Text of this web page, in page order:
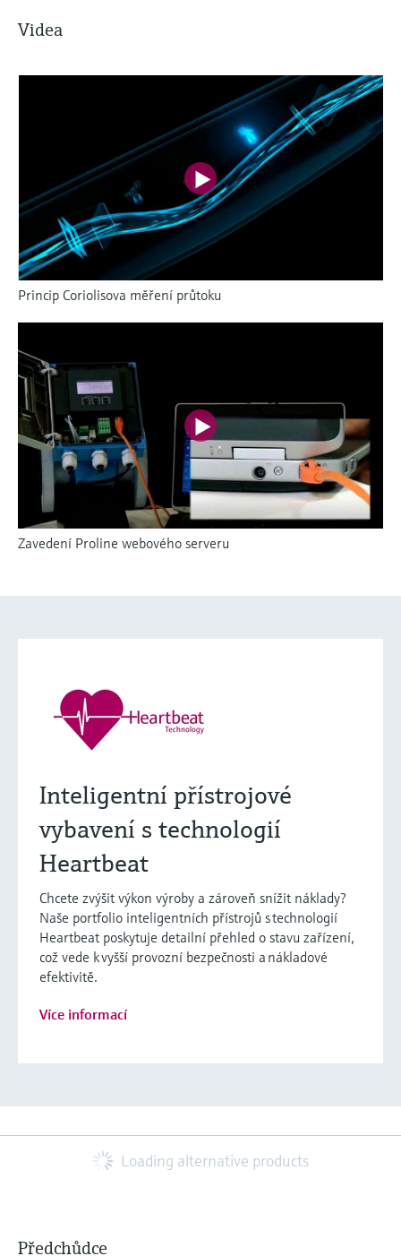
Videa
Princip Coriolisova měření průtoku
Zavedení Proline webového serveru
Inteligentní přístrojové
vybavení s technologií
Heartbeat
Chcete zvýšit výkon výroby a zároveň snížit náklady?
Naše portfolio inteligentních přístrojů s technologií
Heartbeat poskytuje detailní přehled o stavu zařízení,
což vede k vyšší provozní bezpečnosti a nákladové
efektivitě.
Více informací
Loading alternative products
Předchůdce